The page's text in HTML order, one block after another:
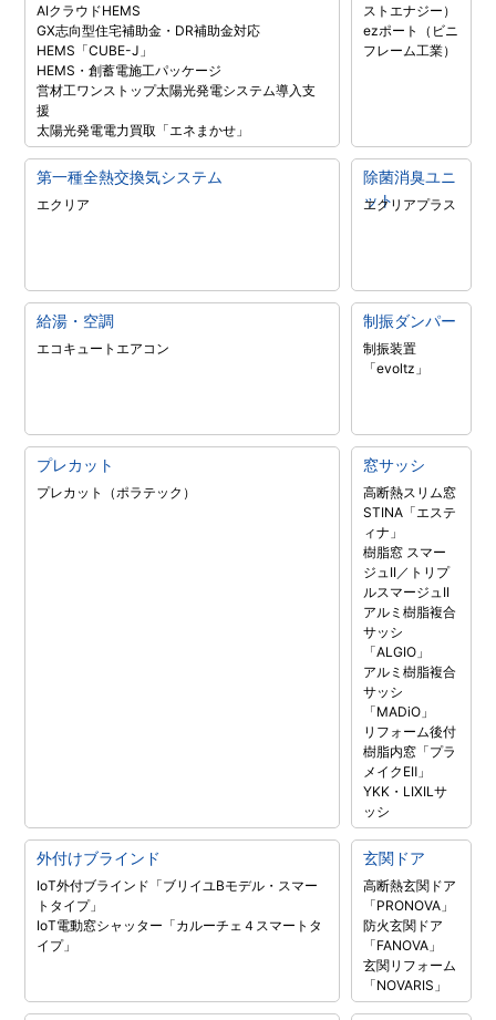
AIクラウドHEMS
GX志向型住宅補助金・DR補助金対応
HEMS「CUBE-J」
HEMS・創蓄電施工パッケージ
営材工ワンストップ太陽光発電システム導入支
援
太陽光発電電力買取「エネまかせ」
ストエナジー）
ezポート（ビニ
フレーム工業）
第一種全熱交換気システム
エクリア
除菌消臭ユニ
ット
エクリアプラス
給湯・空調
エコキュート エアコン
制振ダンパー
制振装置
「evoltz」
プレカット
プレカット（ポラテック）
窓サッシ
高断熱スリム窓
STINA「エステ
ィナ」
樹脂窓 スマー
ジュII／トリプ
ルスマージュII
アルミ樹脂複合
サッシ
「ALGIO」
アルミ樹脂複合
サッシ
「MADiO」
リフォーム後付
樹脂内窓「プラ
メイクEⅡ」
YKK・LIXILサ
ッシ
外付けブラインド
IoT外付ブラインド「ブリイユBモデル・スマー
トタイプ」
IoT電動窓シャッター「カルーチェ４スマートタ
イプ」
玄関ドア
高断熱玄関ドア
「PRONOVA」
防火玄関ドア
「FANOVA」
玄関リフォーム
「NOVARIS」